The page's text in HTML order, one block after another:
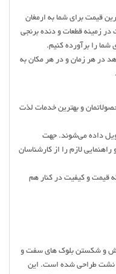
قیمت برای شما به ارمغان
در زمینه قطعات و دنده برنجی
شما را برآورده کنیم.
در هر زمان و در هر مکان به
و بهترین خدمات لذت
داده می‌شوند. جهت
لازم را از کارشناسان
قیمت و کیفیت در کنار هم
برش و شکستن بلوک های سفت و
نشت طراحی شده است. این